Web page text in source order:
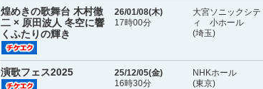
煌めきの歌舞台 木村徹
二 × 原田波人 冬空に響
くふたりの輝き
26/01/08(木)
17時00分
大宮ソニックシテ
ィ 小ホール
(埼玉)
演歌フェス2025 25/12/05(金)
16時30分
NHKホール
(東京)